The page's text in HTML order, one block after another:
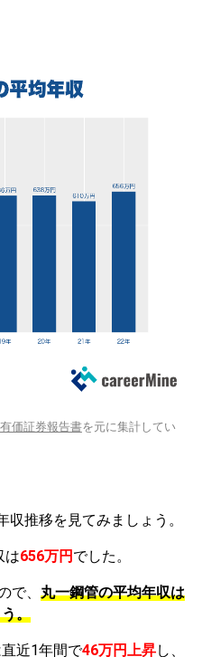
有価証券報告書を元に集計してい
推移を見てみましょう。
は656万円 でした。
で、 丸一鋼管の平均年収は
。
近1年間で46万円上昇し、